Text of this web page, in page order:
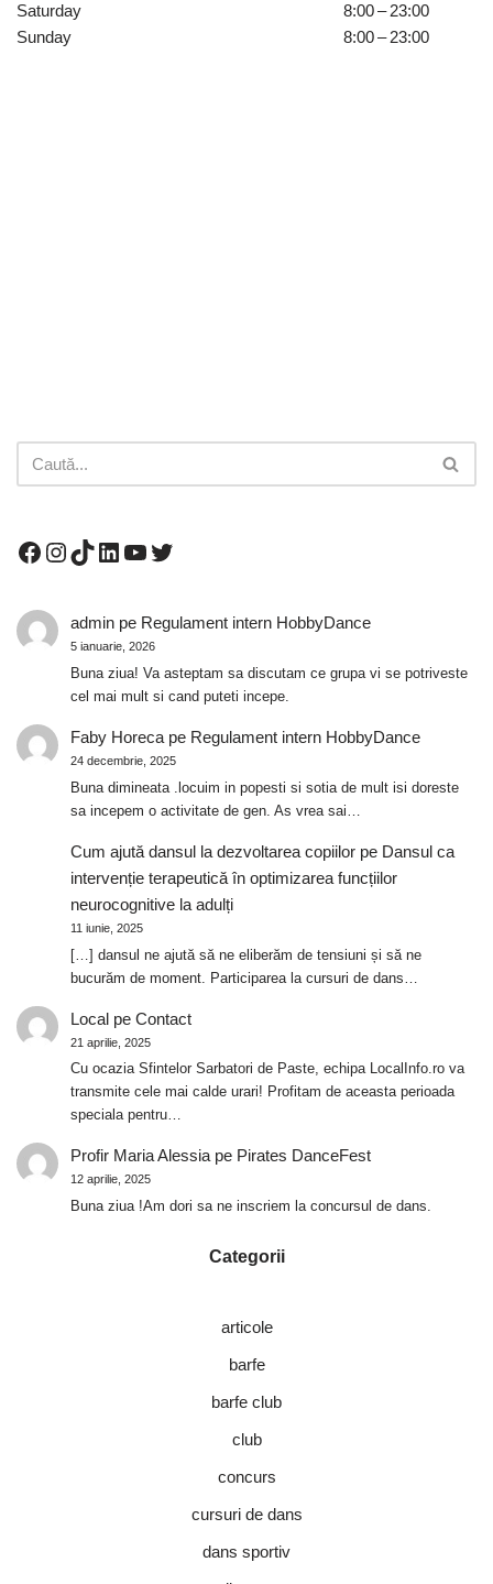
Saturday
8:00 – 23:00
Sunday
8:00 – 23:00
adminpe Regulament intern HobbyDance
5 ianuarie, 2026
Buna ziua! Va asteptam sa discutam ce grupa vi se potriveste
cel mai mult si cand puteti incepe.
Faby Horecape Regulament intern HobbyDance
24 decembrie, 2025
Buna dimineata .locuim in popesti si sotia de mult isi doreste
sa incepem o activitate de gen. As vrea sai…
Cum ajută dansul la dezvoltarea copiilorpe Dansul ca
intervenție terapeutică în optimizarea funcțiilor
neurocognitive la adulți
11 iunie, 2025
[…] dansul ne ajută să ne eliberăm de tensiuni și să ne
bucurăm de moment. Participarea la cursuri de dans…
Localpe Contact
21 aprilie, 2025
Cu ocazia Sfintelor Sarbatori de Paste, echipa LocalInfo.ro va
transmite cele mai calde urari! Profitam de aceasta perioada
speciala pentru…
Profir Maria Alessiape Pirates DanceFest
12 aprilie, 2025
Buna ziua !Am dori sa ne inscriem la concursul de dans.
Categorii
articole
barfe
barfe club
club
concurs
cursuri de dans
dans sportiv